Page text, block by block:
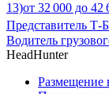
13)от 32 000 до 42
Представитель Т-
Водитель
HeadHunter
Размещение